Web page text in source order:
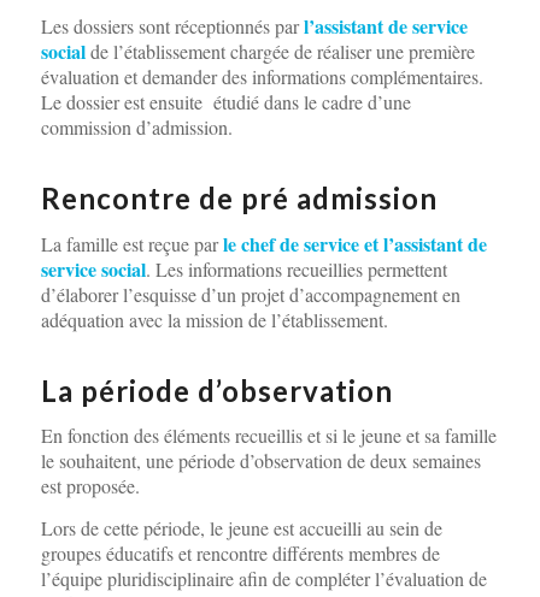
Les dossiers sont réceptionnés parl’assistant de service
socialde l’établissement chargée de réaliser une première
évaluation et demander des informations complémentaires.
Le dossier est ensuite étudié dans le cadre d’une
commission d’admission.
Rencontre de pré admission
La famille est reçue parle chef de service et l’assistant de
service social. Les informations recueillies permettent
d’élaborer l’esquisse d’un projet d’accompagnement en
adéquation avec la mission de l’établissement.
La période d’observation
En fonction des éléments recueillis et si le jeune et sa famille
le souhaitent, une période d’observation de deux semaines
est proposée.
Lors de cette période, le jeune est accueilli au sein de
groupes éducatifs et rencontre différents membres de
l’équipe pluridisciplinaire afin de compléter l’évaluation de